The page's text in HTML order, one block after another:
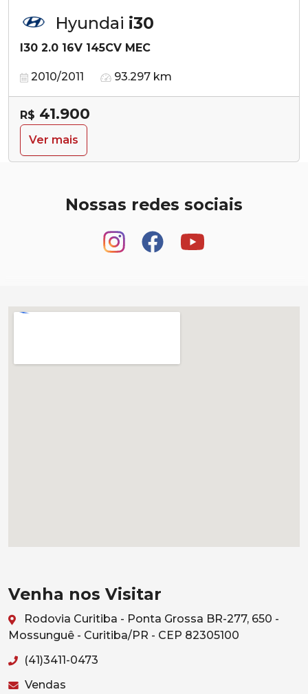
Hyundai i30
I30 2.0 16V 145CV MEC
2010/2011 93.297 km
R$ 41.900
Ver mais
Nossas redes sociais
Venha nos Visitar
Rodovia Curitiba - Ponta Grossa BR-277, 650 -
Mossunguê - Curitiba/PR - CEP 82305100
(41)3411-0473
Vendas